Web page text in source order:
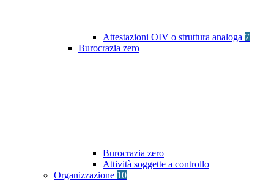
Attestazioni OIV o struttura analoga 7
Burocrazia zero
Burocrazia zero
Attività soggette a controllo
Organizzazione 10